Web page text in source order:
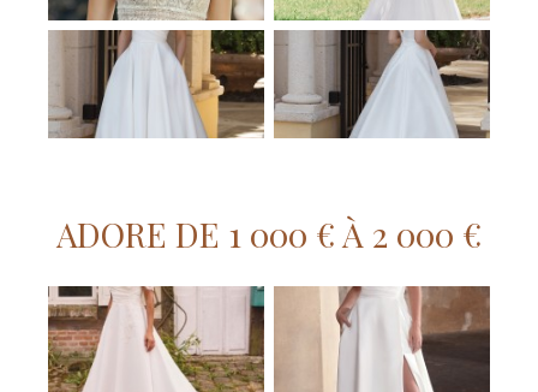
ADORE DE 1 000 € À 2 000 €